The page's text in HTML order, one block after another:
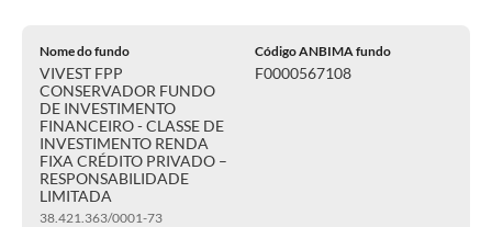
Nome do fundo
VIVEST FPP
CONSERVADOR FUNDO
DE INVESTIMENTO
FINANCEIRO - CLASSE DE
INVESTIMENTO RENDA
FIXA CRÉDITO PRIVADO –
RESPONSABILIDADE
LIMITADA
38.421.363/0001-73
Código ANBIMA fundo
F0000567108